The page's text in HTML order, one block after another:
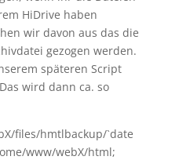
HiDrive haben
wir davon aus das die
gezogen werden.
späteren Script
wird dann ca. so
files/hmtlbackup/`date
www/webX/html;